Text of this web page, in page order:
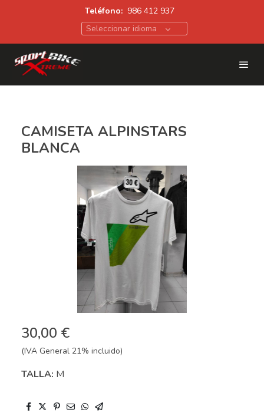
Teléfono: 986 412 937
Seleccionar idioma
CAMISETA ALPINSTARS
BLANCA
30,00 €
(IVA General 21% incluido)
TALLA: M